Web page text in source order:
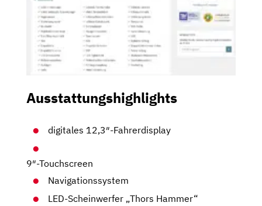
Ausstattungshighlights
digitales 12,3″-Fahrerdisplay
9″-Touchscreen
Navigationssystem
LED-Scheinwerfer „Thors Hammer“